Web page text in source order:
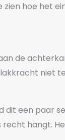
hoe het
de
niet
dit een paar
hangt.